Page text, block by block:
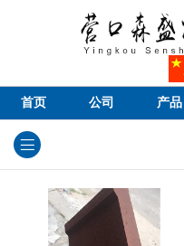
首页 公司 产品